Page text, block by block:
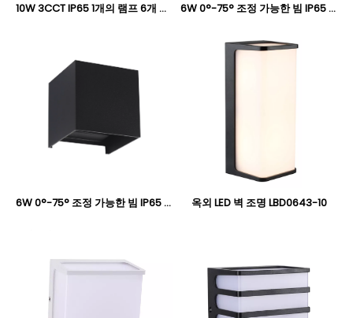
10W 3CCT IP65 1개의 램프 6개 효과 LED 벽 조명, 조정 가능한 빔 실외 위아래 벽 램프 Oteshen LBD5640A-10 / LBD5640AT-10 / LBD5640-10 / LBD5640T-10 6W 0°-75° 조정 가능한 빔 IP65 원형 LED 벽 조명, 실외 위아래 벽 램프 Oteshen LBD3110A-6
6W 0°-75° 조정 가능한 빔 IP65 사각 LED 벽 조명, 실외 위아래 벽 램프 Oteshen LBD3010A-6 / LBD3010B-6 옥외 LED 벽 조명 LBD0643-10